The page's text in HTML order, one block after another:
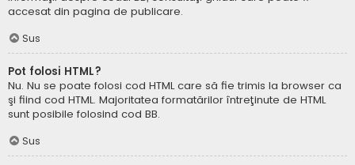
accesat din pagina de publicare.
Sus
Pot folosi HTML?
Nu. Nu se poate folosi cod HTML care să fie trimis la browser ca
şi fiind cod HTML. Majoritatea formatărilor întreţinute de HTML
sunt posibile folosind cod BB.
Sus